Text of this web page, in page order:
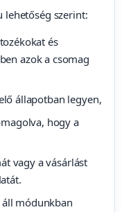
lehetőség szerint:
és
azok a csomag
állapotban legyen,
hogy a
vagy a vásárlást
módunkban